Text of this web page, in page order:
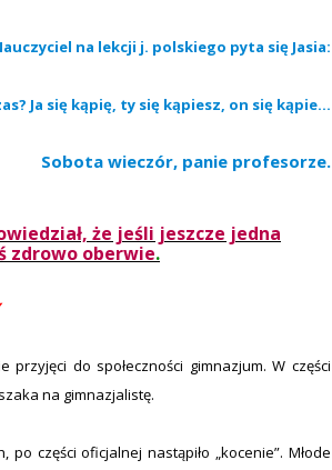
na lekcji j. polskiego pyta się Jasia:
Ja się kąpię, ty się kąpiesz, on się kąpie…
Sobota wieczór, panie profesorze.
że jeśli jeszcze jedna
zdrowo oberwie.
do społeczności gimnazjum. W części
na gimnazjalistę.
części oficjalnej nastąpiło „kocenie”. Młode